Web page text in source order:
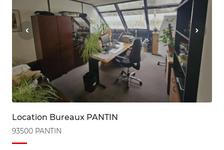
Location Bureaux PANTIN
93500 PANTIN